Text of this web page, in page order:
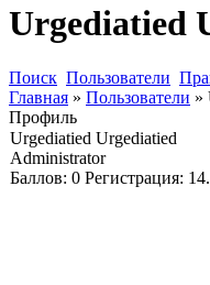
Urgediatied
Поиск Пользователи
Главная » Пользователи »
Профиль
Urgediatied Urgediatied
Administrator
Баллов: 0 Регистрация: